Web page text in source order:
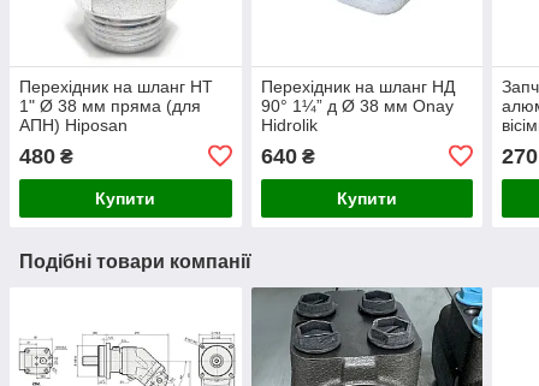
Перехідник на шланг НТ
1" Ø 38 мм пряма (для
АПН) Hiposan
480 ₴
Купити
Перехідник на шланг НД
90° 1¼” д Ø 38 мм Onay
Hidrolik
640₴
Купити
270
Подібні товари компанії